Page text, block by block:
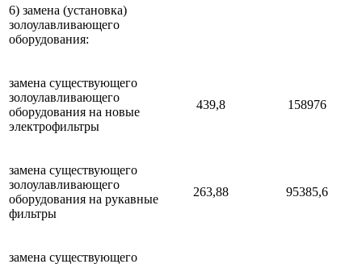
6) замена (установка)
золоулавливающего
оборудования:
замена существующего
золоулавливающего
оборудования на новые
электрофильтры
439,8 158976
замена существующего
золоулавливающего
оборудования на рукавные
фильтры
263,88 95385,6
замена существующего